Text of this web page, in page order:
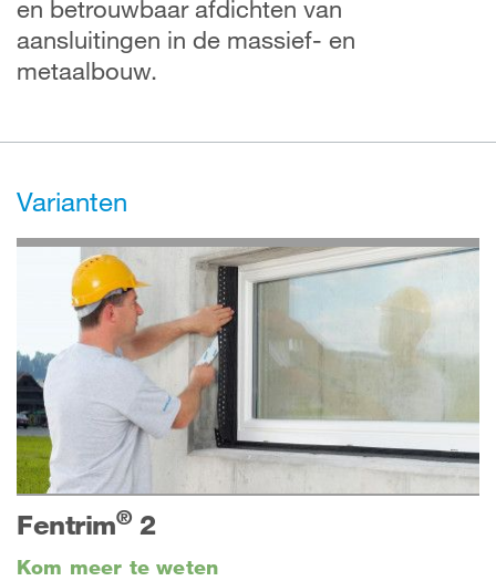
en betrouwbaar afdichten van
aansluitingen in de massief- en
metaalbouw.
Varianten
Fentrim® 2
Kom meer te weten